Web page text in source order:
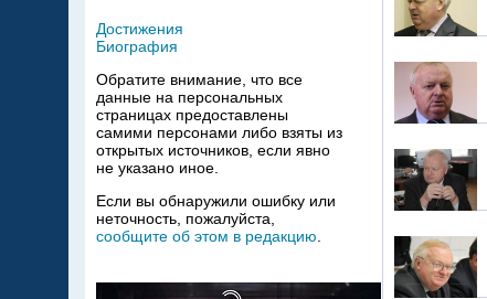
Достижения
Биография
Обратите внимание, что все
данные на персональных
страницах предоставлены
самими персонами либо взяты из
открытых источников, если явно
не указано иное.
Если вы обнаружили ошибку или
неточность, пожалуйста,
сообщите об этом в редакцию